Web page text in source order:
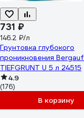
731 ₽
146.2 ₽/л
Грунтовка глубокого
проникновения Bergauf
TIEFGRUNT U 5 л 24515
4.9
(176)
В корзину